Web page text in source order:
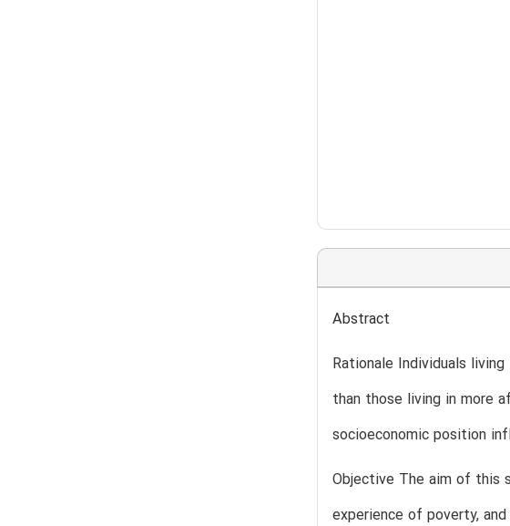
Abstract
Rationale Individuals
than those living in more
socioeconomic position
Objective The aim of this
experience of poverty,